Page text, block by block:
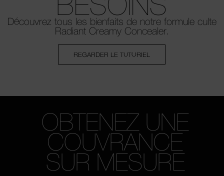
Découvrez tous les bienfaits de notre formule culte
Radiant Creamy Concealer.
REGARDER LE TUTORIEL
OBTENEZ UNE
COUVRANCE
SUR MESURE